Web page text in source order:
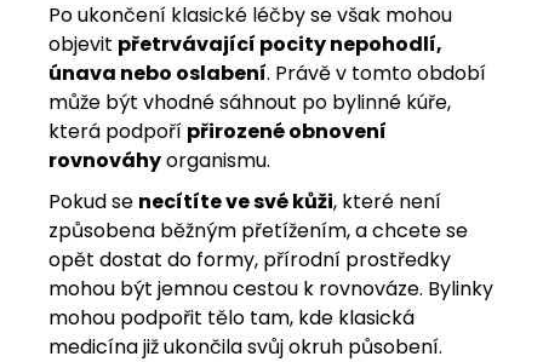
Po ukončení klasické léčby se však mohou
objevit přetrvávající pocity nepohodlí,
únava nebo oslabení. Právě v tomto období
může být vhodné sáhnout po bylinné kúře,
která podpoří přirozené obnovení
rovnováhyorganismu.
Pokud se necítíte ve své kůži, které není
způsobena běžným přetížením, a chcete se
opět dostat do formy, přírodní prostředky
mohou být jemnou cestou k rovnováze. Bylinky
mohou podpořit tělo tam, kde klasická
medicína již ukončila svůj okruh působení.